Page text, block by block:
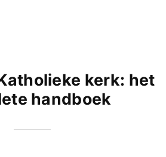
kerk: het
handboek